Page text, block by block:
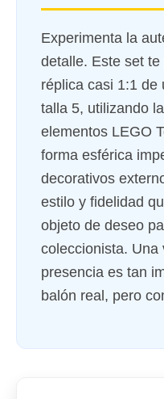
Experimenta la
detalle. Este set
réplica casi 1:1 de
talla 5, utilizando
elementos LEGO
forma esférica
decorativos
estilo y fidelidad
objeto de deseo
coleccionista. Una
presencia es tan
balón real, pero